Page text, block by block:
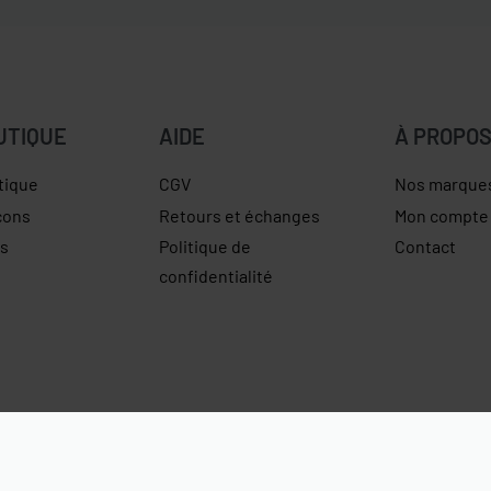
AIDE
CGV
Retours et échanges
Politique de
confidentialité
À PROPOS
Nos
Mon compte
Contact